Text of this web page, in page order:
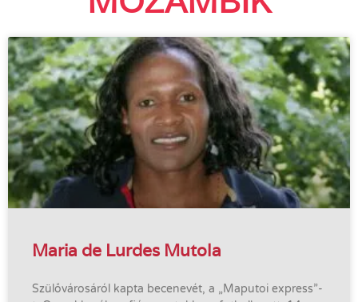
Maria de Lurdes Mutola
Szülővárosáról kapta becenevét, a „Maputoi express”-